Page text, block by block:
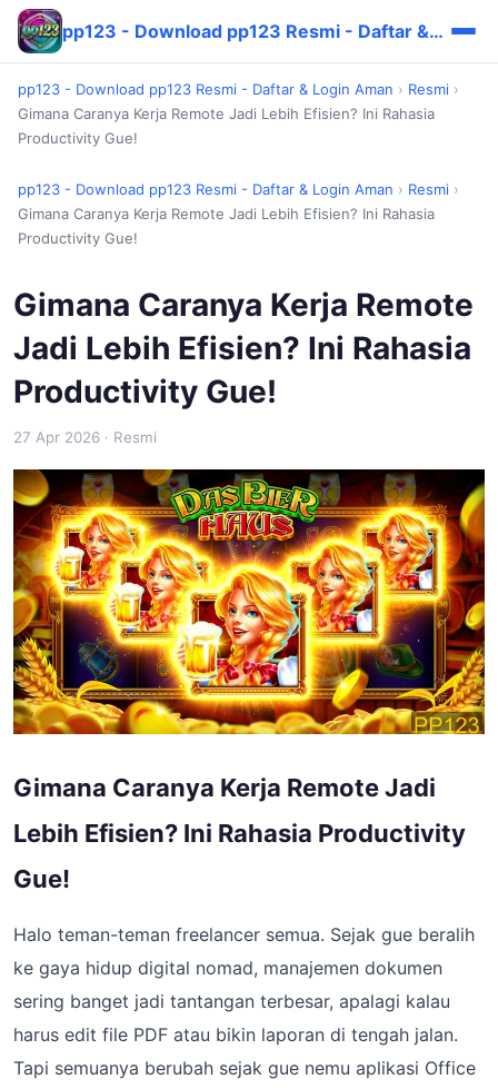
pp123 - Download pp123 Resmi - Daftar & Login Aman
pp123 - Download pp123 Resmi - Daftar & Login Aman › Resmi ›
Gimana Caranya Kerja Remote Jadi Lebih Efisien? Ini Rahasia
Productivity Gue!
pp123 - Download pp123 Resmi - Daftar & Login Aman › Resmi ›
Gimana Caranya Kerja Remote Jadi Lebih Efisien? Ini Rahasia
Productivity Gue!
Gimana Caranya Kerja Remote
Jadi Lebih Efisien? Ini Rahasia
Productivity Gue!
27 Apr 2026 · Resmi
Gimana Caranya Kerja Remote Jadi
Lebih Efisien? Ini Rahasia Productivity
Gue!
Halo teman-teman freelancer semua. Sejak gue beralih
ke gaya hidup digital nomad, manajemen dokumen
sering banget jadi tantangan terbesar, apalagi kalau
harus edit file PDF atau bikin laporan di tengah jalan.
Tapi semuanya berubah sejak gue nemu aplikasi Office